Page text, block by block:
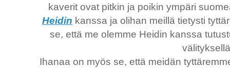
kaverit ovat pitkin ja poikin ympäri
Heidin kanssa ja olihan meillä tietysti
se, että me olemme Heidin kanssa
Ihanaa on myös se, että meidän